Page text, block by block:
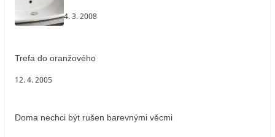
4. 3. 2008
Trefa do oranžového
12. 4. 2005
Doma nechci být rušen barevnými věcmi